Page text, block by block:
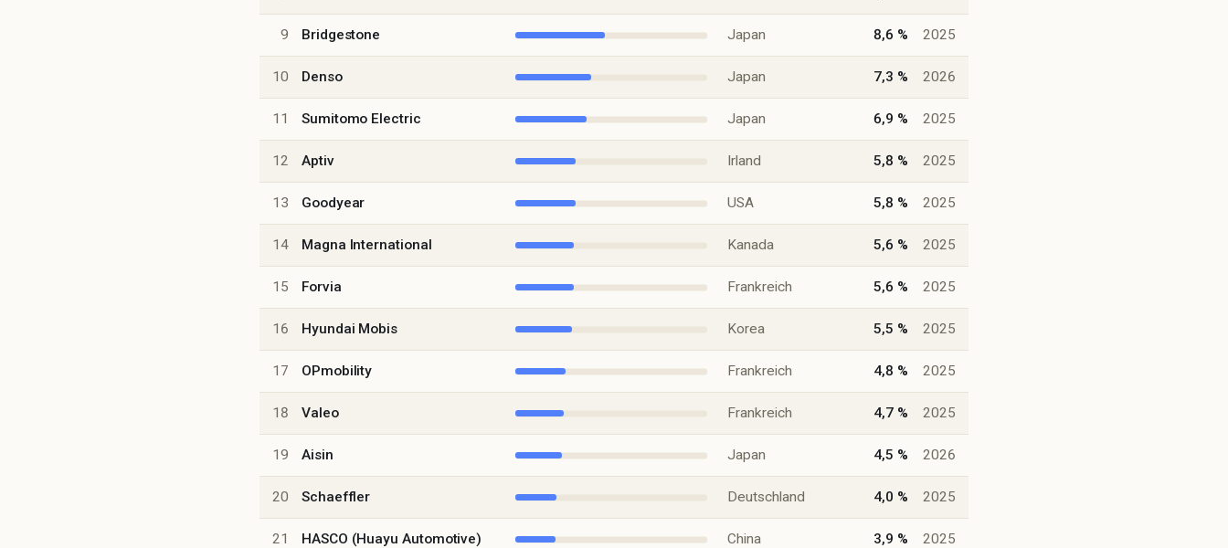
9 Bridgestone Japan 8,6 % 2025
10 Denso Japan 7,3 % 2026
11 Sumitomo Electric Japan 6,9 % 2025
12 Aptiv Irland 5,8 % 2025
13 Goodyear USA 5,8 % 2025
14 Magna International Kanada 5,6 % 2025
15 Forvia Frankreich 5,6 % 2025
16 Hyundai Mobis Korea 5,5 % 2025
17 OPmobility Frankreich 4,8 % 2025
18 Valeo Frankreich 4,7 % 2025
19 Aisin Japan 4,5 % 2026
20 Schaeffler Deutschland 4,0 % 2025
21 HASCO (Huayu Automotive) China 3,9 % 2025